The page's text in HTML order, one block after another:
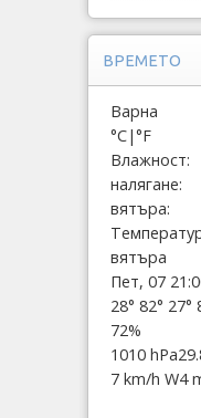
ВРЕМЕТО
Варна
°C|°F
Влажност:
налягане:
вятъра:
вятъра
Пет, 07
28° 82° 27°
72%
1010 hPa
7 km/h W4